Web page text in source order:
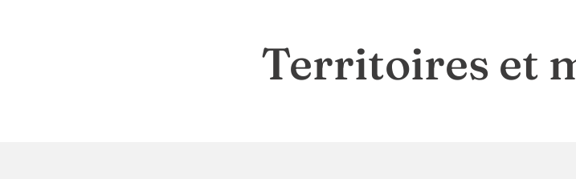
Territoires et